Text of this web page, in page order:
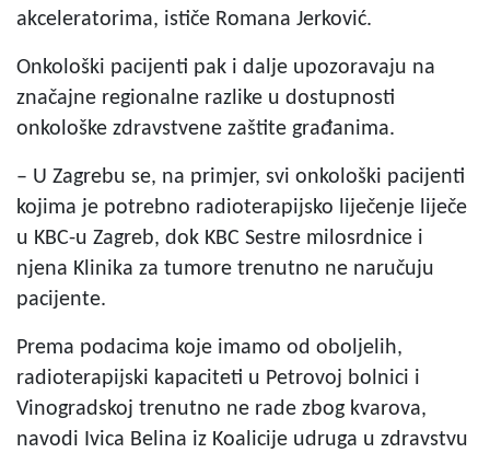
akceleratorima, ističe Romana Jerković.
Onkološki pacijenti pak i dalje upozoravaju na
značajne regionalne razlike u dostupnosti
onkološke zdravstvene zaštite građanima.
– U Zagrebu se, na primjer, svi onkološki pacijenti
kojima je potrebno radioterapijsko liječenje liječe
u KBC-u Zagreb, dok KBC Sestre milosrdnice i
njena Klinika za tumore trenutno ne naručuju
pacijente.
Prema podacima koje imamo od oboljelih,
radioterapijski kapaciteti u Petrovoj bolnici i
Vinogradskoj trenutno ne rade zbog kvarova,
navodi Ivica Belina iz Koalicije udruga u zdravstvu